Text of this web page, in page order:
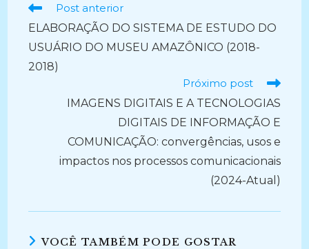
Ler
artigos
Post anterior
ELABORAÇÃO DO SISTEMA DE ESTUDO DO
USUÁRIO DO MUSEU AMAZÔNICO (2018-
2018)
Próximo post
IMAGENS DIGITAIS E A TECNOLOGIAS
DIGITAIS DE INFORMAÇÃO E
COMUNICAÇÃO: convergências, usos e
impactos nos processos comunicacionais
(2024-Atual)
VOCÊ TAMBÉM PODE GOSTAR